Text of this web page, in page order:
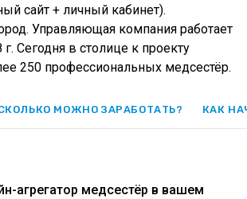
сайт + личный кабинет).
Управляющая компания работает
Сегодня в столице к проекту
250 профессиональных медсестёр.
МОЖНО ЗАРАБОТАТЬ? КАК
агрегатор медсестёр в вашем